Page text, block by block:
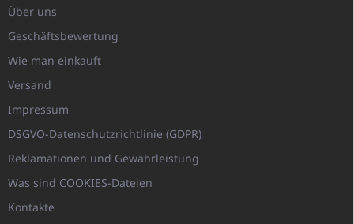
Über uns
Geschäftsbewertung
Wie man einkauft
Versand
Impressum
DSGVO-Datenschutzrichtlinie (GDPR)
Reklamationen und Gewährleistung
Was sind COOKIES-Dateien
Kontakte